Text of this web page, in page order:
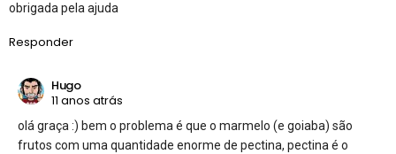
obrigada pela ajuda
Responder
Hugo
11 anos atrás
olá graça :) bem o problema é que o marmelo (e goiaba) são
frutos com uma quantidade enorme de pectina, pectina é o